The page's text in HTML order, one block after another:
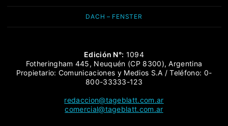
DACH – FENSTER
Edición N°: 1094
Fotheringham 445, Neuquén (CP 8300), Argentina
Propietario: Comunicaciones y Medios S.A / Teléfono: 0-
800-33333-123
redaccion@tageblatt.com.ar
comercial@tageblatt.com.ar